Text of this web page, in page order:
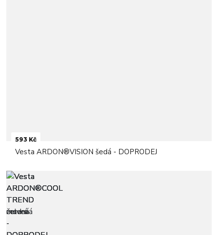
593 Kč
Vesta ARDON®VISION šedá - DOPRODEJ